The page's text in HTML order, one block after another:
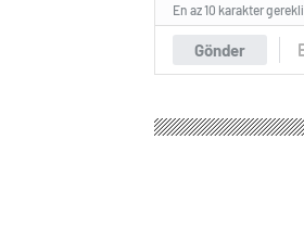
Gönder
En az 10 karakter gerekli